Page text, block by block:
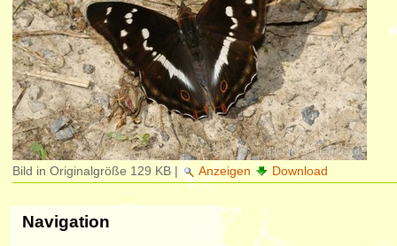
Bild in Originalgröße 129 KB| Anzeigen Download
Navigation